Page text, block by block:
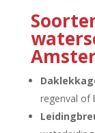
regenval of